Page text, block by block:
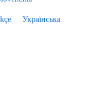
Українська